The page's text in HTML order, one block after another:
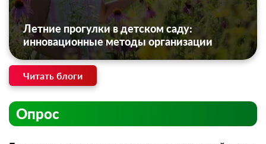
Летние прогулки в детском саду:
инновационные методы организации
Читать блоги
Опрос